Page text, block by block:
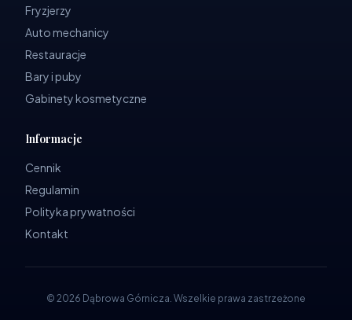
Fryzjerzy
Auto mechanicy
Restauracje
Bary i puby
Gabinety kosmetyczne
Informacje
Cennik
Regulamin
Polityka prywatności
Kontakt
© 2026 Dąbrowa Górnicza. Wszelkie prawa zastrzeżone